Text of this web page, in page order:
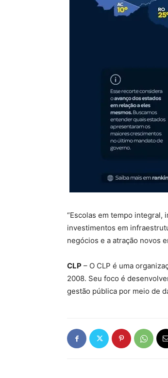
“Escolas em tempo integral,
investimentos em
negócios e a atração novos
CLP – O CLP é uma
2008. Seu foco é
gestão pública por meio de